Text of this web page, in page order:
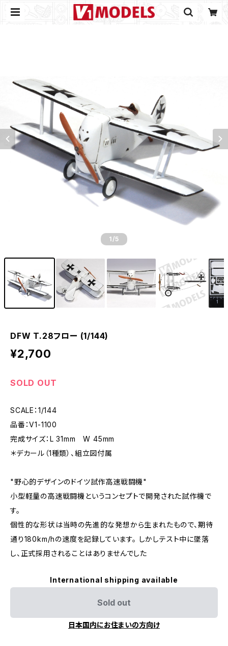
1 /5
DFW T.28フロー (1/144)
¥2,700
SOLD OUT
SCALE：1/144
品番：V1-1100
完成サイズ：L 31mm W 45mm
＊デカール（1種類）、組立図付属
"野心的デザインのドイツ試作高速戦闘機"
小型軽量の高速戦闘機というコンセプトで開発された試作機で
す。
個性的な形状は当時の先進的な発想から生まれたもので、期待
通り180km/hの速度を記録しています。 しかしテスト中に墜落
し、正式採用されることはありませんでした
International shipping available
Sold out
日本国内にお住まいの方向け